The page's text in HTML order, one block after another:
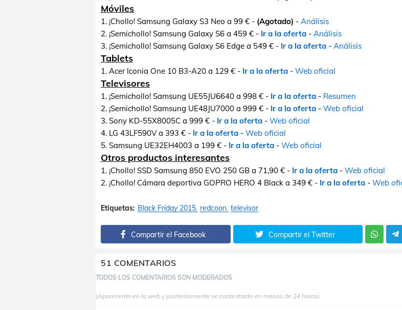
Móviles
1. ¡Chollo! Samsung Galaxy S3 Neo a 99 € - (Agotado) - Análisis
2. ¡Semichollo! Samsung Galaxy S6 a 459 € - Ir a la oferta - Análisis
3. ¡Semichollo! Samsung Galaxy S6 Edge a 549 € - Ir a la oferta - Análisis
Tablets
1. Acer Iconia One 10 B3-A20 a 129 € - Ir a la oferta - Web oficial
Televisores
1. ¡Semichollo! Samsung UE55JU6640 a 998 € - Ir a la oferta - Resumen
2. ¡Semichollo! Samsung UE48JU7000 a 999 € - Ir a la oferta - Web oficial
3. Sony KD-55X8005C a 999 € - Ir a la oferta - Web oficial
4. LG 43LF590V a 393 € - Ir a la oferta - Web oficial
5. Samsung UE32EH4003 a 199 € - Ir a la oferta - Web oficial
Otros productos interesantes
1. ¡Chollo! SSD Samsung 850 EVO 250 GB a 71,90 € - Ir a la oferta - Web oficial
2. ¡Chollo! Cámara deportiva GOPRO HERO 4 Black a 349 € - Ir a la oferta - Web
Etiquetas: Black Friday 2015 redcoon televisor
Compartir el Facebook Compartir el Twitter
51 COMENTARIOS
TODOS LOS COMENTARIOS SON MODERADOS
(Aparecerán en la web y posteriormente se contestarán en menos de 24 horas)